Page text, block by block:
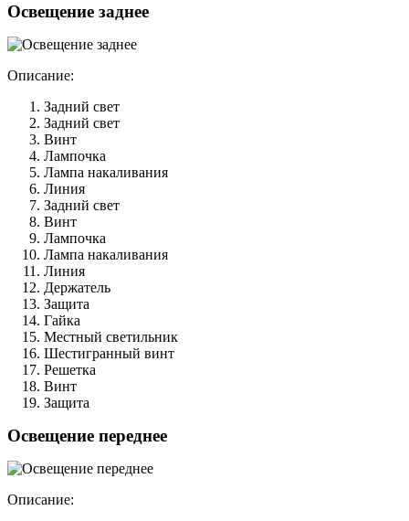
Освещение заднее
Описание:
Задний свет
Задний свет
Винт
Лампочка
Лампа накаливания
Линия
Задний свет
Винт
Лампочка
Лампа накаливания
Линия
Держатель
Защита
Гайка
Местный светильник
Шестигранный винт
Решетка
Винт
Защита
Освещение переднее
Описание: